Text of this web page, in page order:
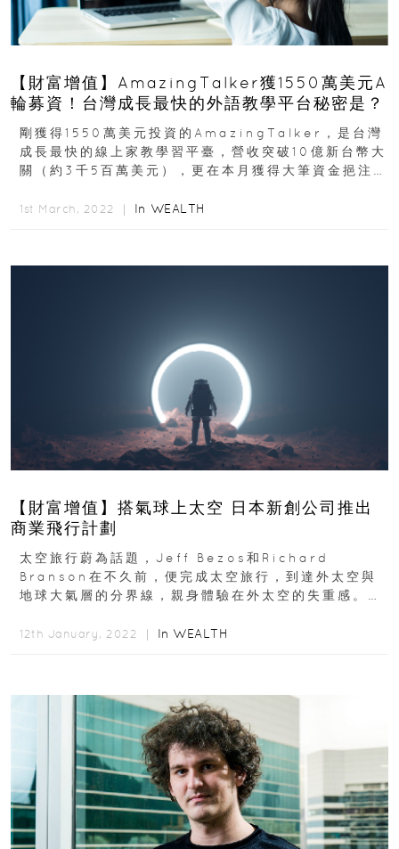
【財富增值】AmazingTalker獲1550萬美元A
輪募資！台灣成長最快的外語教學平台秘密是？
剛獲得1550萬美元投資的AmazingTalker，是台灣
成長最快的線上家教學習平臺，營收突破10億新台幣大
關（約3千5百萬美元），更在本月獲得大筆資金挹注。
1st March, 2022 ｜ In WEALTH
【財富增值】搭氣球上太空 日本新創公司推出
商業飛行計劃
太空旅行蔚為話題，Jeff Bezos和Richard
Branson在不久前，便完成太空旅行，到達外太空與
地球大氣層的分界線，親身體驗在外太空的失重感。除
12th January, 2022 ｜ In WEALTH